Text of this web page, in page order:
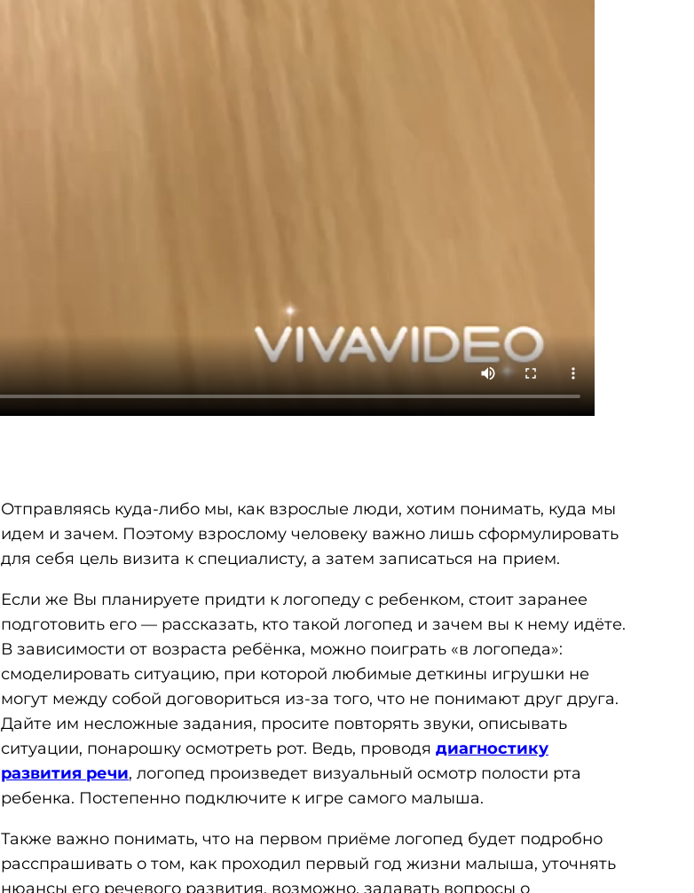
Отправляясь куда-либо мы, как взрослые люди, хотим понимать, куда мы
идем и зачем. Поэтому взрослому человеку важно лишь сформулировать
для себя цель визита к специалисту, а затем записаться на прием.
Если же Вы планируете придти к логопеду с ребенком, стоит заранее
подготовить его — рассказать, кто такой логопед и зачем вы к нему идёте.
В зависимости от возраста ребёнка, можно поиграть «в логопеда»:
смоделировать ситуацию, при которой любимые деткины игрушки не
могут между собой договориться из-за того, что не понимают друг друга.
Дайте им несложные задания, просите повторять звуки, описывать
ситуации, понарошку осмотреть рот. Ведь, проводя диагностику
развития речи, логопед произведет визуальный осмотр полости рта
ребенка. Постепенно подключите к игре самого малыша.
Также важно понимать, что на первом приёме логопед будет подробно
расспрашивать о том, как проходил первый год жизни малыша, уточнять
нюансы его речевого развития, возможно, задавать вопросы о